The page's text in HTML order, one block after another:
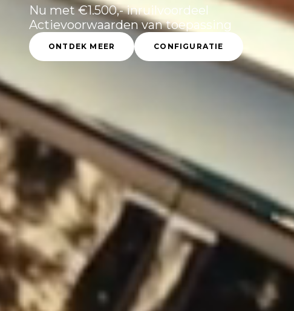
Nu met €1.500,- inruilvoordeel
Actievoorwaarden van toepassing
ONTDEK MEER CONFIGURATIE